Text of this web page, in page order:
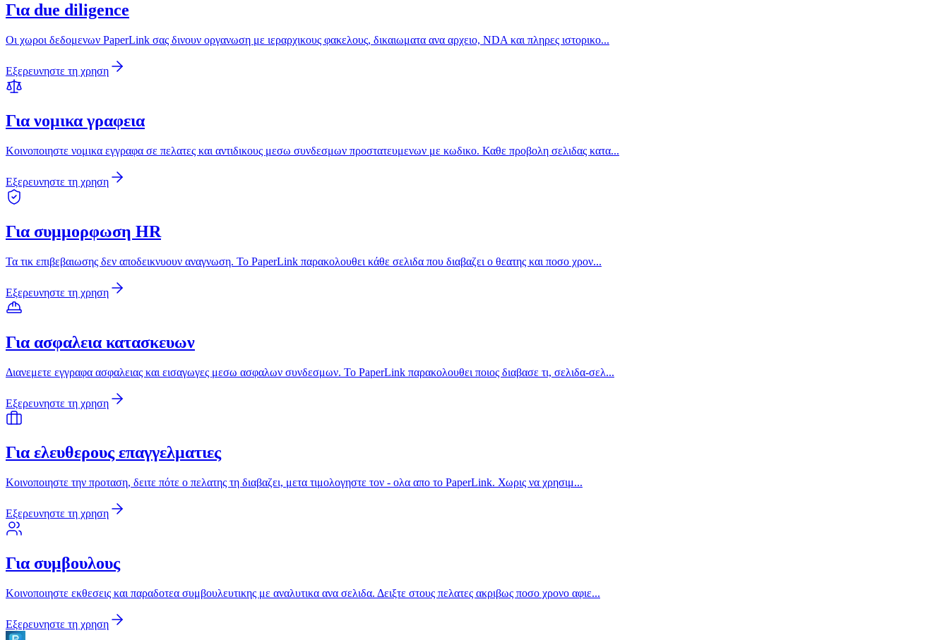
Για due diligence
Οι χωροι δεδομενων PaperLink σας δινουν οργανωση με ιεραρχικους φακελους, δικαιωματα ανα αρχειο, NDA και πληρες ιστορικο...
Εξερευνηστε τη χρηση
Για νομικα γραφεια
Κοινοποιηστε νομικα εγγραφα σε πελατες και αντιδικους μεσω συνδεσμων προστατευμενων με κωδικο. Καθε προβολη σελιδας κατα...
Εξερευνηστε τη χρηση
Για συμμορφωση HR
Τα τικ επιβεβαιωσης δεν αποδεικνυουν αναγνωση. Το PaperLink παρακολουθει κάθε σελιδα που διαβαζει ο θεατης και ποσο χρον...
Εξερευνηστε τη χρηση
Για ασφαλεια κατασκευων
Διανεμετε εγγραφα ασφαλειας και εισαγωγες μεσω ασφαλων συνδεσμων. Το PaperLink παρακολουθει ποιος διαβασε τι, σελιδα-σελ...
Εξερευνηστε τη χρηση
Για ελευθερους επαγγελματιες
Κοινοποιηστε την προταση, δειτε πότε ο πελατης τη διαβαζει, μετα τιμολογηστε τον - ολα απο το PaperLink. Χωρις να χρησιμ...
Εξερευνηστε τη χρηση
Για συμβουλους
Κοινοποιηστε εκθεσεις και παραδοτεα συμβουλευτικης με αναλυτικα ανα σελιδα. Δειξτε στους πελατες ακριβως ποσο χρονο αφιε...
Εξερευνηστε τη χρηση